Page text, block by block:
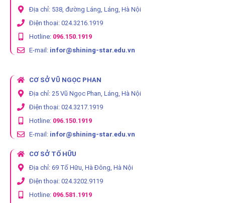
Địa chỉ: 538, đường Láng, Láng, Hà Nội
Điện thoại: 024.3216.1919
Hotline: 096.150.1919
E-mail: infor@shining-star.edu.vn
CƠ SỞ VŨ NGỌC PHAN
Địa chỉ: 25 Vũ Ngọc Phan, Láng, Hà Nội
Điện thoại: 024.3217.1919
Hotline: 096.150.1919
E-mail: infor@shining-star.edu.vn
CƠ SỞ TỐ HỮU
Địa chỉ: 69 Tố Hữu, Hà Đông, Hà Nội
Điện thoại: 024.3202.9119
Hotline: 096.581.1919